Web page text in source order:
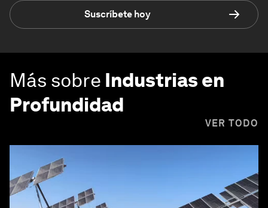
Suscríbete hoy
Más sobre Industrias en
Profundidad
VER TODO